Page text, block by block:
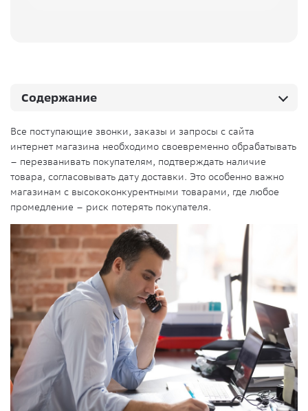
Все поступающие звонки, заказы и запросы с сайта
интернет магазина необходимо своевременно обрабатывать
– перезванивать покупателям, подтверждать наличие
товара, согласовывать дату доставки. Это особенно важно
магазинам с высококонкурентными товарами, где любое
промедление – риск потерять покупателя.
Содержание